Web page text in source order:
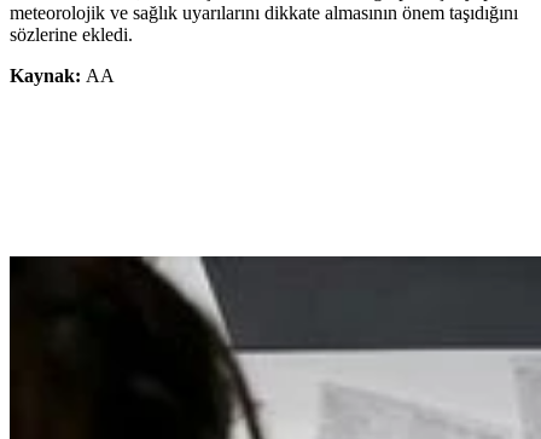
meteorolojik ve sağlık uyarılarını dikkate almasının önem taşıdığını
sözlerine ekledi.
Kaynak: AA